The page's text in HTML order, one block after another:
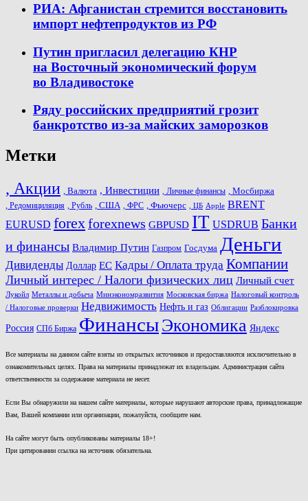
РИА: Афганистан стремится восстановить
импорт нефтепродуктов из РФ
Путин пригласил делегацию КНР
на Восточный экономический форум
во Владивостоке
Ряду российских предприятий грозит
банкротство из-за майских заморозков
Метки
, Акции , Валюта , Инвестиции , Личные финансы , Мосбиржа
, Редомициляция , Рубль , США , ФРС , Фьючерс , ЦБ Apple BRENT
EURUSD forexforexnews GBPUSD IT USDRUB Банки
и финансы Владимир Путин Газпром Госдума Деньги
Дивиденды Доллар ЕС Кадры / Оплата труда Компании
Личный интерес / Налоги физических лиц Личный счет
Лукойл Металлы и добыча Минэкономразвития Московская биржа Налоговый контроль
/ Налоговые проверки Недвижимость Нефть и газ Облигации Разблокировка
Россия СПб Биржа ФинансыЭкономика Яндекс
Все материалы на данном сайте взяты из открытых источников и предоставляются исключительно в
ознакомительных целях. Права на материалы принадлежат их владельцам. Администрация сайта
ответственности за содержание материала не несет.
Если Вы обнаружили на нашем сайте материалы, которые нарушают авторские права, принадлежащие
Вам, Вашей компании или организации, пожалуйста, сообщите нам.
На сайте могут быть опубликованы материалы 18+!
При цитировании ссылка на источник обязательна.